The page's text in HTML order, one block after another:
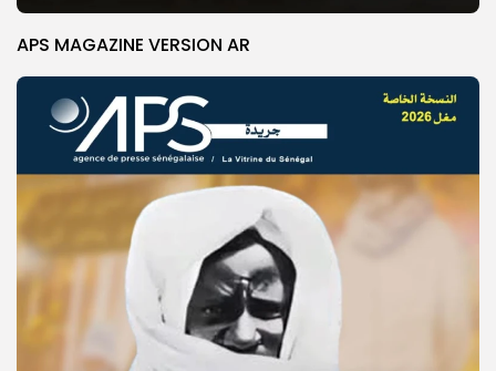
APS MAGAZINE VERSION AR